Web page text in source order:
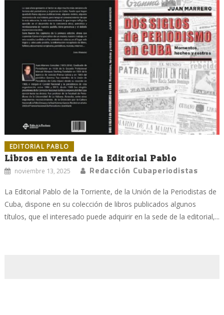
EDITORIAL PABLO
Libros en venta de la Editorial Pablo
noviembre 13, 2025 Redacción Cubaperiodistas
La Editorial Pablo de la Torriente, de la Unión de la Periodistas de
Cuba, dispone en su colección de libros publicados algunos
títulos, que el interesado puede adquirir en la sede de la editorial,...